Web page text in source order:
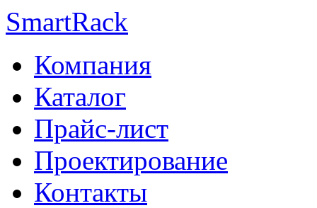
SmartRack
Компания
Каталог
Прайс-лист
Проектирование
Контакты